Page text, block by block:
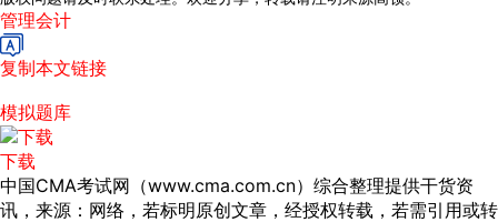
管理会计
复制本文链接
模拟题库
下载
中国CMA考试网（www.cma.com.cn）综合整理提供干货资
讯，来源：网络，若标明原创文章，经授权转载，若需引用或转